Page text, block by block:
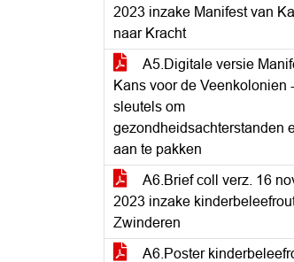
2023 inzake Manifest van
naar Kracht
A5.Digitale versie
Kans voor de Veenkolonien
sleutels om
gezondheidsachterstanden
aan te pakken
A6.Brief coll verz. 16
2023 inzake
Zwinderen
A6.Poster